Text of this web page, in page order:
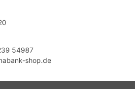
54987
shop.de